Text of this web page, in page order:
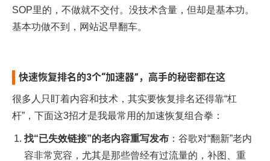
SOP里的，不做就不交付。没技术含量，但却是基本功。
基本功做不到，网站迟早翻车。
快速恢复排名的3个“加速器”，高手的秘密都在这
很多人只盯着内容和技术，其实要恢复排名还得靠“杠
杆”，下面这3招才是我最常用的加速恢复组合拳：
找“已失效链接”的老内容重写发布 ：谷歌对“翻新”老内
容非常宽容，尤其是那些曾经有过流量的，补图、重